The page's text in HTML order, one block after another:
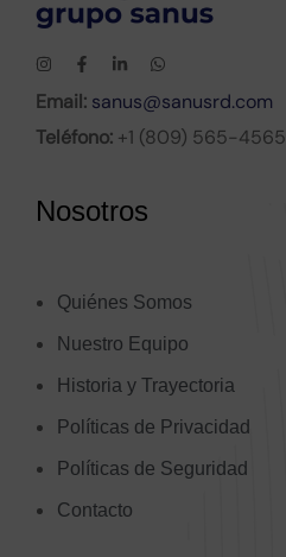
Email: sanus@sanusrd.com
Teléfono: +1 (809) 565-4565
Nosotros
Quiénes Somos
Nuestro Equipo
Historia y Trayectoria
Políticas de Privacidad
Políticas de Seguridad
Contacto